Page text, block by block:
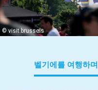
© visit.brussels
벨기에를 여행하